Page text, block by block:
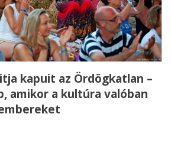
kapuit az Ördögkatlan –
amikor a kultúra valóban